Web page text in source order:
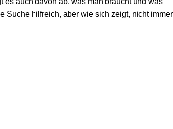
es auch davon ab, was man braucht und was
Suche hilfreich, aber wie sich zeigt, nicht immer